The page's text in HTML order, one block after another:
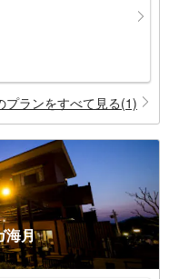
プランをすべて見る(1)
海月